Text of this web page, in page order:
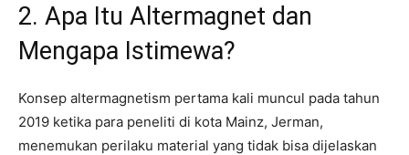
2. Apa Itu Altermagnet dan
Mengapa Istimewa?
Konsep altermagnetism pertama kali muncul pada tahun
2019 ketika para peneliti di kota Mainz, Jerman,
menemukan perilaku material yang tidak bisa dijelaskan